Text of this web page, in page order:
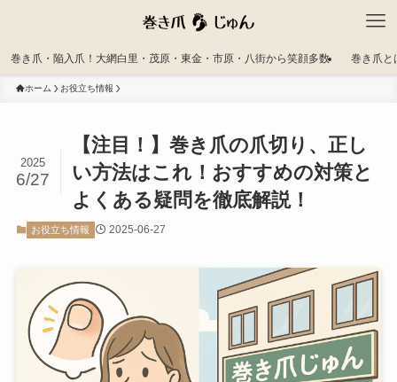
巻き爪・陥入爪！大網白里・茂原・東金・市原・八街から笑顔多数 巻き爪と
ホーム お役立ち情報
【注目！】巻き爪の爪切り、正し
い方法はこれ！おすすめの対策と
よくある疑問を徹底解説！
2025
6/27
お役立ち情報 2025-06-27